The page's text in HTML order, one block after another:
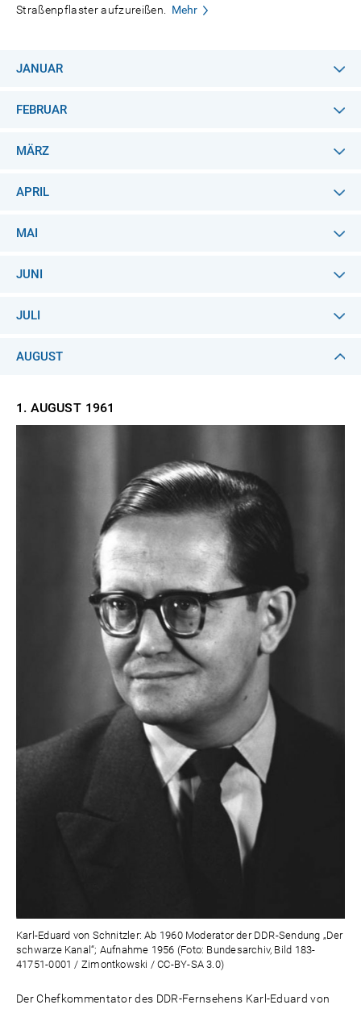
Straßenpflaster aufzureißen.
Mehr
JANUAR
FEBRUAR
MÄRZ
APRIL
MAI
JUNI
JULI
AUGUST
1. AUGUST 1961
Karl-Eduard von Schnitzler: Ab 1960 Moderator der DDR-Sendung „Der
schwarze Kanal“; Aufnahme 1956 (Foto: Bundesarchiv, Bild 183-
41751-0001 / Zimontkowski / CC-BY-SA 3.0)
Der Chefkommentator des DDR-Fernsehens Karl-Eduard von